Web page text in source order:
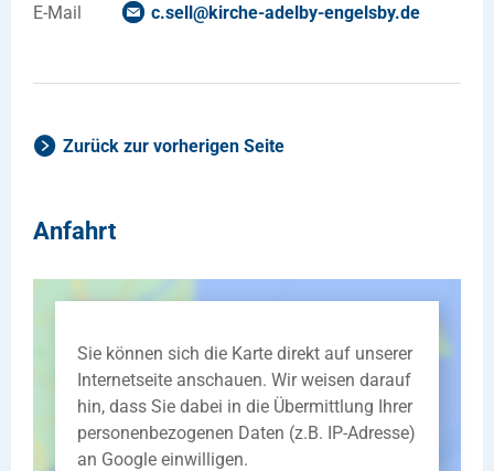
E-Mail
c.sell@kirche-adelby-engelsby.de
Zurück zur vorherigen Seite
Anfahrt
Sie können sich die Karte direkt auf unserer
Internetseite anschauen. Wir weisen darauf
hin, dass Sie dabei in die Übermittlung Ihrer
personenbezogenen Daten (z.B. IP-Adresse)
an Google einwilligen.